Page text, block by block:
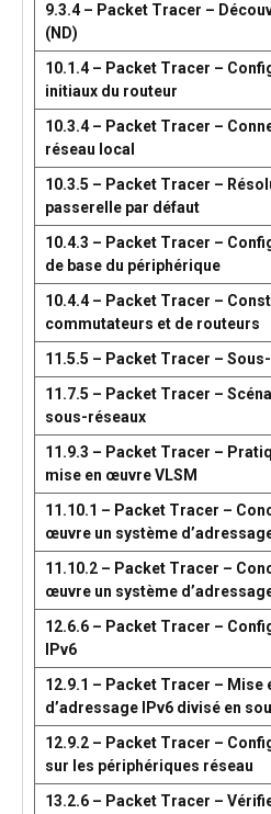
9.3.4 – Packet Tracer –
(ND)
10.1.4 – Packet Tracer –
initiaux du routeur
10.3.4 – Packet Tracer –
réseau local
10.3.5 – Packet Tracer –
passerelle par défaut
10.4.3 – Packet Tracer –
de base du périphérique
10.4.4 – Packet Tracer –
commutateurs et de routeurs
11.5.5 – Packet Tracer –
11.7.5 – Packet Tracer –
sous-réseaux
11.9.3 – Packet Tracer –
mise en œuvre VLSM
11.10.1 – Packet Tracer –
œuvre un système
11.10.2 – Packet Tracer –
œuvre un système
12.6.6 – Packet Tracer –
IPv6
12.9.1 – Packet Tracer – Mise
d’adressage IPv6 divisé en
12.9.2 – Packet Tracer –
sur les périphériques réseau
13.2.6 – Packet Tracer –